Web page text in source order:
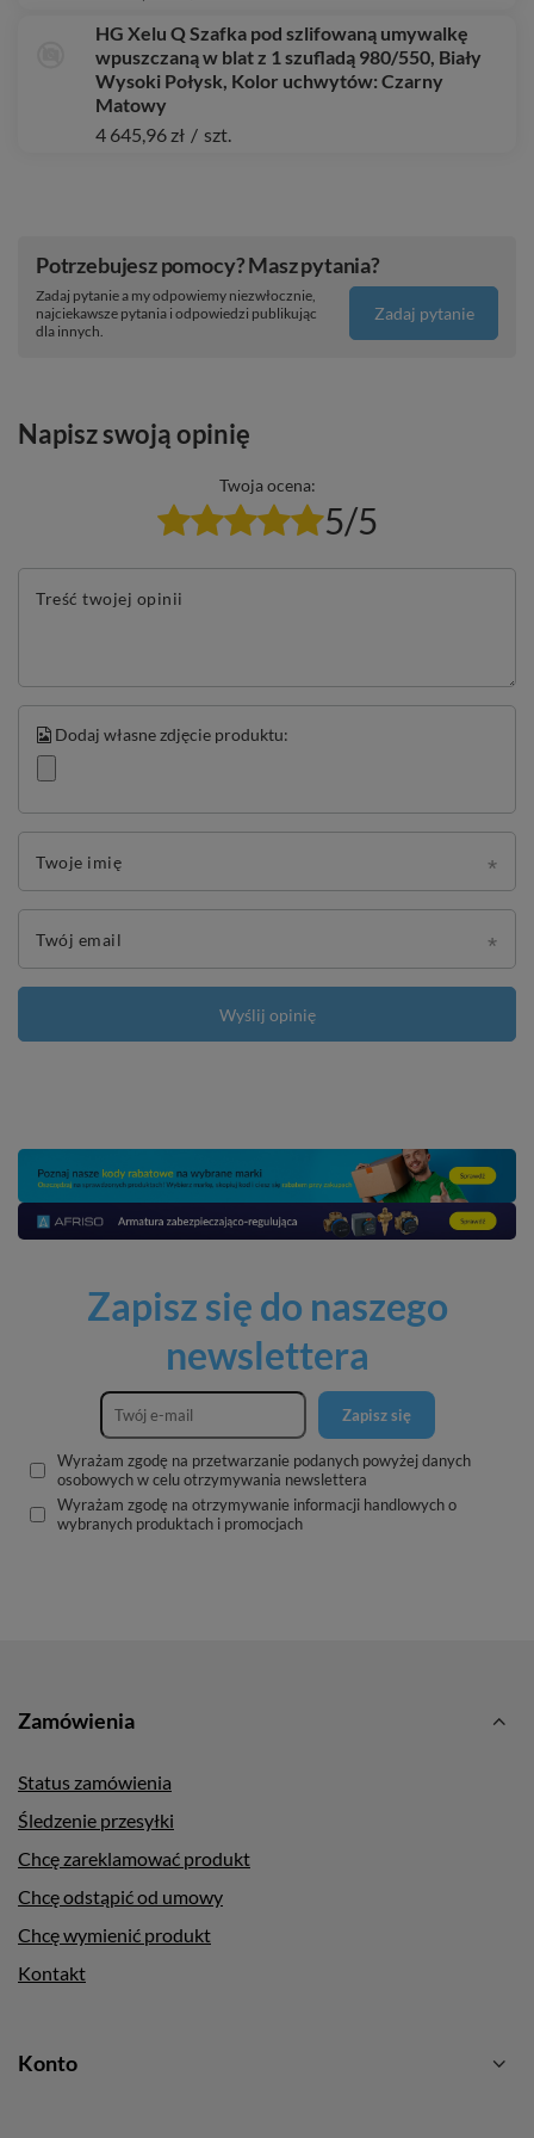
HG Xelu Q Szafka pod szlifowaną umywalkę
wpuszczaną w blat z 1 szufladą 980/550, Biały
Wysoki Połysk, Kolor uchwytów: Czarny
Matowy
4 645,96 zł / szt.
Potrzebujesz pomocy? Masz pytania?
Zadaj pytanie a my odpowiemy niezwłocznie,
najciekawsze pytania i odpowiedzi publikując
dla innych.
Zadaj pytanie
Napisz swoją opinię
Twoja ocena:
5/5
Treść twojej opinii
Dodaj własne zdjęcie produktu:
Twoje imię
Twój email
Wyślij opinię
Zapisz się do naszego
newslettera
Zapisz się
Wyrażam zgodę na przetwarzanie podanych powyżej danych
osobowych w celu otrzymywania newslettera
Wyrażam zgodę na otrzymywanie informacji handlowych o
wybranych produktach i promocjach
Zamówienia
Status zamówienia
Śledzenie przesyłki
Chcę zareklamować produkt
Chcę odstąpić od umowy
Chcę wymienić produkt
Kontakt
Konto